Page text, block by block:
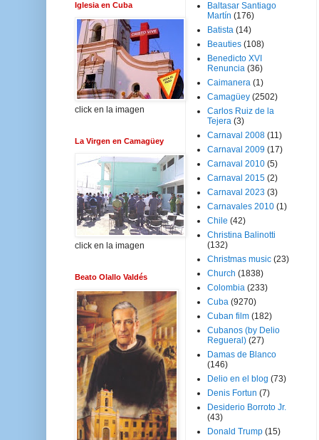
Iglesia en Cuba
click en la imagen
La Virgen en Camagüey
click en la imagen
Beato Olallo Valdés
Baltasar Santiago
Martín (176)
Batista (14)
Beauties (108)
Benedicto XVI
Renuncia (36)
Caimanera (1)
Camagüey (2502)
Carlos Ruiz de la
Tejera (3)
Carnaval 2008 (11)
Carnaval 2009 (17)
Carnaval 2010 (5)
Carnaval 2015 (2)
Carnaval 2023 (3)
Carnavales 2010 (1)
Chile (42)
Christina Balinotti
(132)
Christmas music (23)
Church (1838)
Colombia (233)
Cuba (9270)
Cuban film (182)
Cubanos (by Delio
Regueral) (27)
Damas de Blanco
(146)
Delio en el blog (73)
Denis Fortun (7)
Desiderio Borroto Jr.
(43)
Donald Trump (15)